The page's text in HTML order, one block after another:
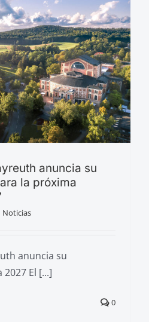
anuncia su
la próxima
Noticias
anuncia su
El [...]
0